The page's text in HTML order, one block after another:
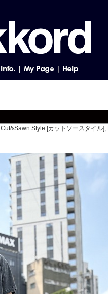
Cut&Sawn Style [カットソースタイル],